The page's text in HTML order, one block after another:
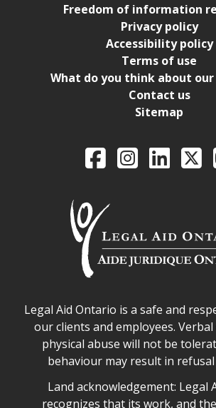
Freedom of information
Privacy policy
Accessibility policy
Terms of use
What do you think about our
Contact us
Sitemap
Legal
FacebookIntagram X
Legal Aid Ontario safe space
Legal Aid Ontario is a safe and
our clients and employees.
physical abuse will not be
behaviour may result in refusal
Legal Aid Ontario land
Land acknowledgement: Legal
recognizes that its work, and